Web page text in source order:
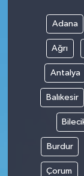
Adana
Ağrı
Antalya
Balıkesir
Burdur
Çorum